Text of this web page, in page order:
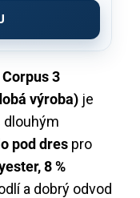
Corpus 3
výroba) je
dlouhým
pod dres pro
8 %
a dobrý odvod